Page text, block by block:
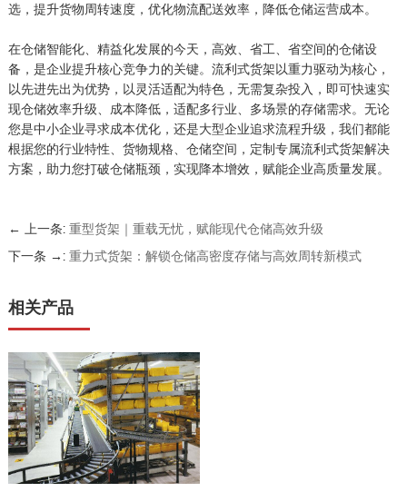
选，提升货物周转速度，优化物流配送效率，降低仓储运营成本。
在仓储智能化、精益化发展的今天，高效、省工、省空间的仓储设
备，是企业提升核心竞争力的关键。流利式货架以重力驱动为核心，
以先进先出为优势，以灵活适配为特色，无需复杂投入，即可快速实
现仓储效率升级、成本降低，适配多行业、多场景的存储需求。无论
您是中小企业寻求成本优化，还是大型企业追求流程升级，我们都能
根据您的行业特性、货物规格、仓储空间，定制专属流利式货架解决
方案，助力您打破仓储瓶颈，实现降本增效，赋能企业高质量发展。
← 上一条: 重型货架｜重载无忧，赋能现代仓储高效升级
下一条 →: 重力式货架：解锁仓储高密度存储与高效周转新模式
相关产品